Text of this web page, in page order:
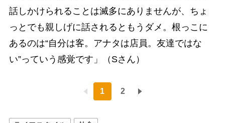
話しかけられることは滅多にありませんが、ちょ
っとでも親しげに話されるともうダメ。根っこに
あるのは“自分は客。アナタは店員。友達ではな
い”っていう感覚です」（Sさん）
1 2